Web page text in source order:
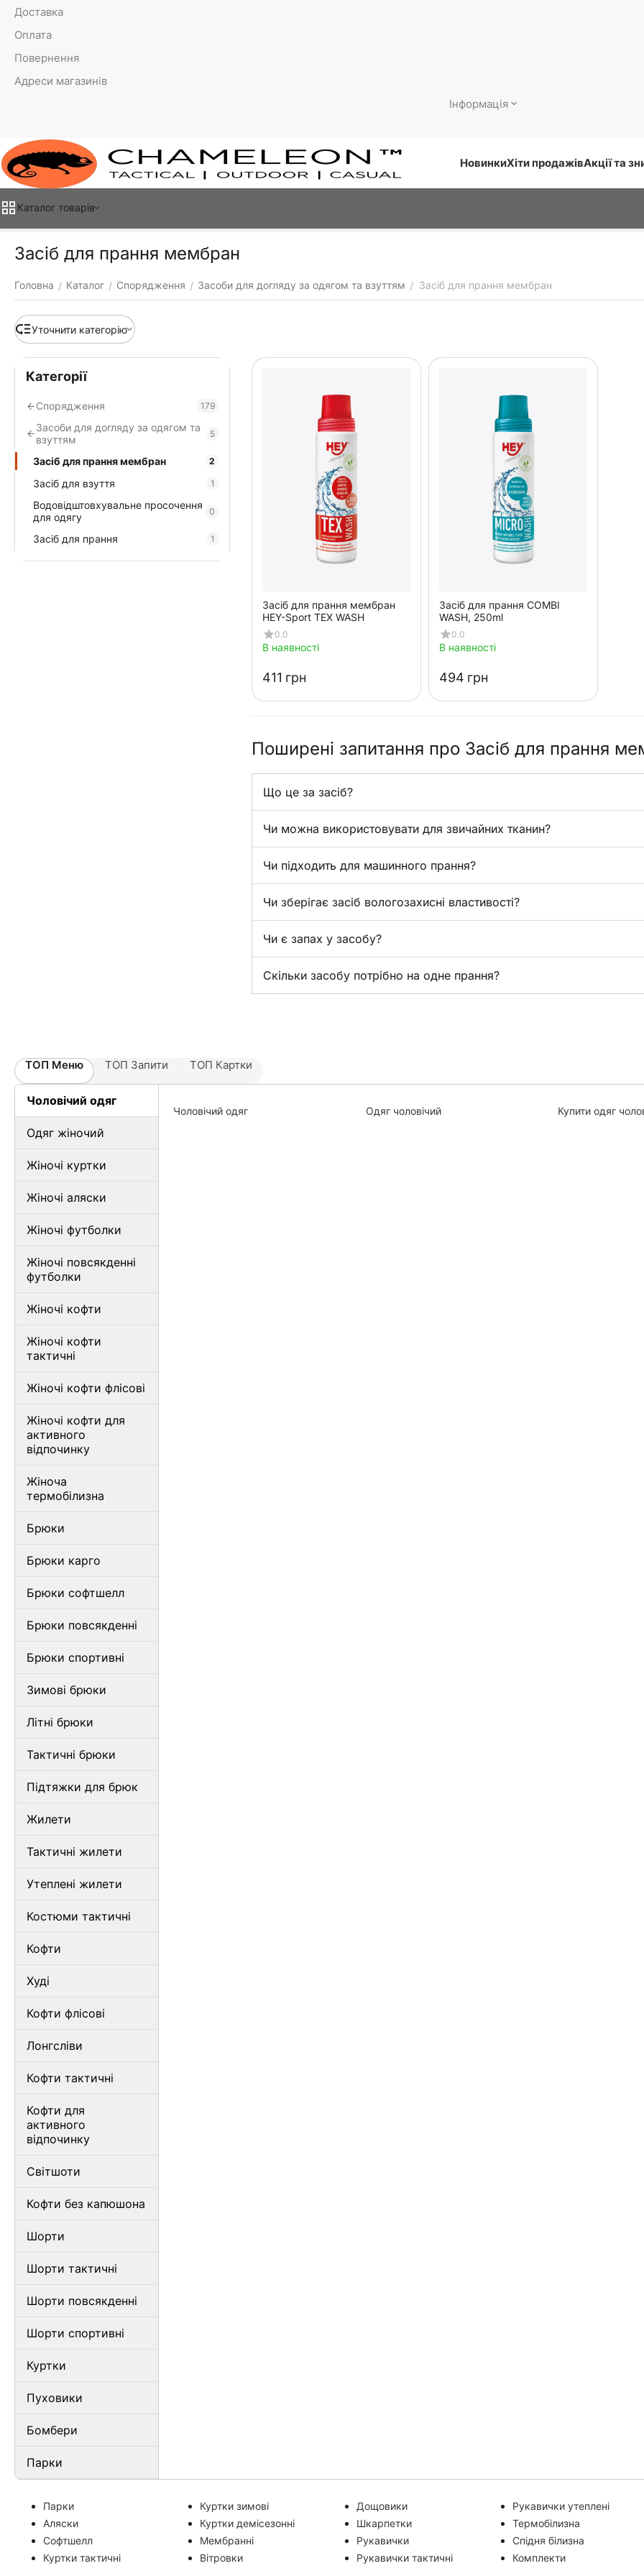
Доставка
Оплата
Повернення
Адреси магазинів
Інформація
НовинкиХіти продажівАкції та
Каталог товарiв
Засіб для прання мембран
Головна / Каталог / Спорядження / Засоби для догляду за одягом та взуттям / Засіб для прання мембран
Уточнити категорію
Засіб для прання мембран
HEY-Sport TEX WASH
0.0
В наявності
‍411‍ грн
Засіб для прання COMBI
WASH, 250ml
0.0
В наявності
‍494‍ грн
Поширені запитання про Засіб для прання
Що це за засіб?
Чи можна використовувати для звичайних тканин?
Чи підходить для машинного прання?
Чи зберігає засіб вологозахисні властивості?
Чи є запах у засобу?
Скільки засобу потрібно на одне прання?
Категорії
Спорядження 179
Засоби для догляду за одягом та
взуттям
5
Засіб для прання мембран 2
Засіб для взуття 1
Водовідштовхувальне просочення
для одягу
0
Засіб для прання 1
ТОП Меню ТОП Запити ТОП Картки
Чоловічий одяг
Одяг жіночий
Жіночі куртки
Жіночі аляски
Жіночі футболки
Жіночі повсякденні
футболки
Жіночі кофти
Жіночі кофти
тактичні
Жіночі кофти флісові
Жіночі кофти для
активного
відпочинку
Жіноча
термобілизна
Брюки
Брюки карго
Брюки софтшелл
Брюки повсякденні
Брюки спортивні
Зимові брюки
Літні брюки
Тактичні брюки
Підтяжки для брюк
Жилети
Тактичні жилети
Утеплені жилети
Костюми тактичні
Кофти
Худі
Кофти флісові
Лонгсліви
Кофти тактичні
Кофти для
активного
відпочинку
Світшоти
Кофти без капюшона
Шорти
Шорти тактичні
Шорти повсякденні
Шорти спортивні
Куртки
Пуховики
Бомбери
Парки
Чоловічий одяг Одяг чоловічий Купити одяг
Парки
Аляски
Софтшелл
Куртки тактичні
Куртки зимові
Куртки демісезонні
Мембранні
Вітровки
Дощовики
Шкарпетки
Рукавички
Рукавички тактичні
Рукавички утеплені
Термобілизна
Спідня білизна
Комплекти